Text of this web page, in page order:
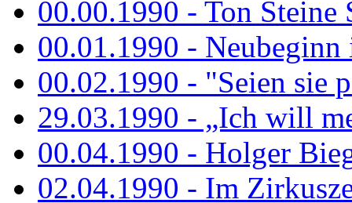
00.00.1990 - Ton Steine
00.01.1990 -
00.02.1990 - "Seien sie
29.03.1990 - „Ich will
00.04.1990 - Holger
02.04.1990 - Im